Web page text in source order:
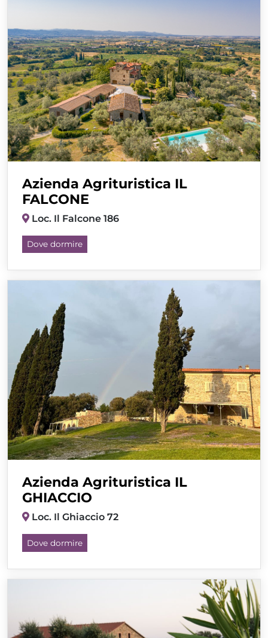
Azienda Agrituristica IL
FALCONE
Loc. Il Falcone 186
Dove dormire
Azienda Agrituristica IL
GHIACCIO
Loc. Il Ghiaccio 72
Dove dormire